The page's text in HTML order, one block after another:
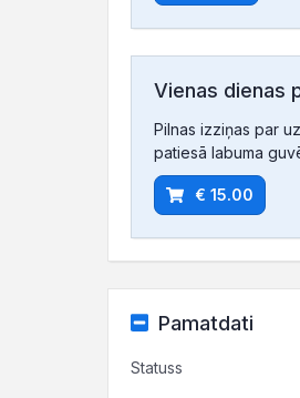
Vienas dienas
Pilnas izziņas par
patiesā labuma
€ 15.00
Pamatdati
Statuss